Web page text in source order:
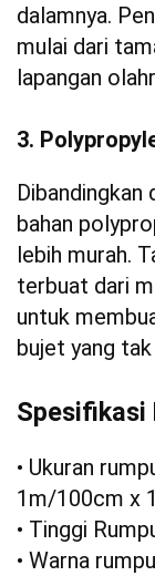
dalamnya.
mulai dari
lapangan
3.
Dibandingkan
bahan
lebih murah.
terbuat dari
untuk
bujet yang
Spesifikasi
• Ukuran
1m/100cm x
• Tinggi
• Warna